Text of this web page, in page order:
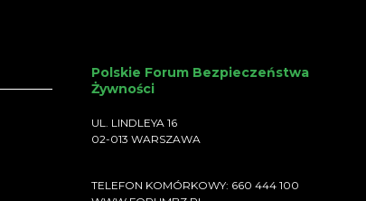
Polskie Forum Bezpieczeństwa
Żywności
UL. LINDLEYA 16
02-013 WARSZAWA
TELEFON KOMÓRKOWY: 660 444 100